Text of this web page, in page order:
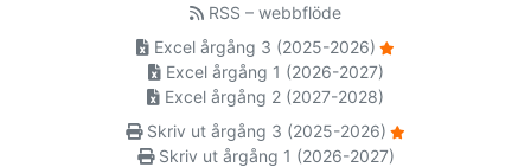
RSS – webbflöde
Excel årgång 3 (2025-2026)
Excel årgång 1 (2026-2027)
Excel årgång 2 (2027-2028)
Skriv ut årgång 3 (2025-2026)
Skriv ut årgång 1 (2026-2027)